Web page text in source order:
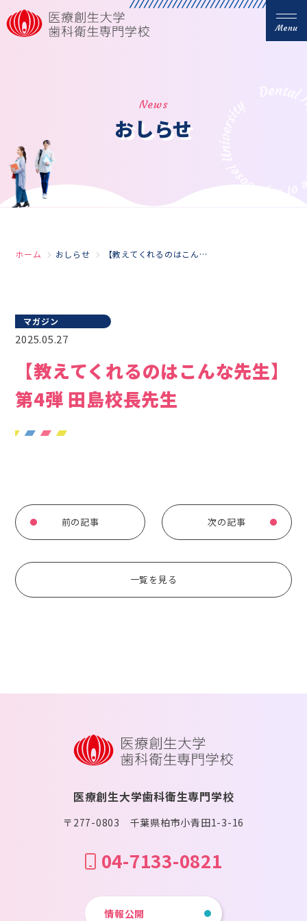
Menu
News
おしらせ
ホーム おしらせ 【教えてくれるのはこんな先生】第4弾 田島校長先生
マガジン
2025.05.27
【教えてくれるのはこんな先生】
第4弾 田島校長先生
前の記事
一覧を見る
次の記事
医療創生大学歯科衛生専門学校
〒277-0803 千葉県柏市小青田1-3-16
04-7133-0821
情報公開